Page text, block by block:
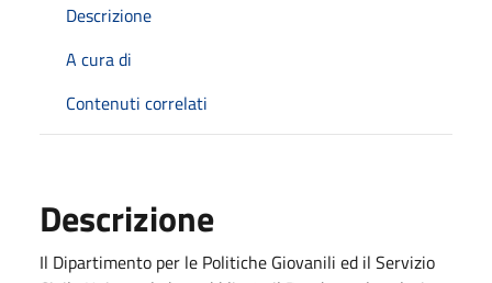
Descrizione
A cura di
Contenuti correlati
Descrizione
Il Dipartimento per le Politiche Giovanili ed il Servizio